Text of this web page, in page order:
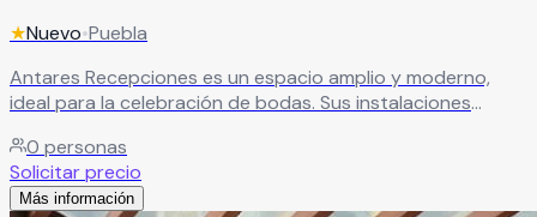
★Nuevo•Puebla
Antares Recepciones es un espacio amplio y moderno,
ideal para la celebración de bodas. Sus instalaciones
memorable, con ambientes diseñados para cada momento
y un equipo profesional que te acompañará en cada
detalle.Leer más
0 personas
Solicitar precio
Más información